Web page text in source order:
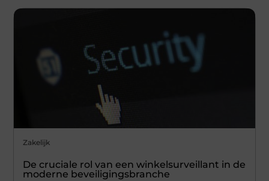
Zakelijk
De cruciale rol van een winkelsurveillant in de
moderne beveiligingsbranche